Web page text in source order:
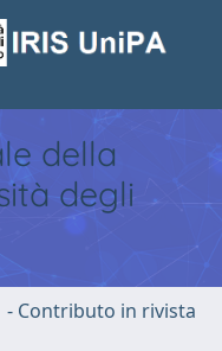
della
degli
- Contributo in rivista